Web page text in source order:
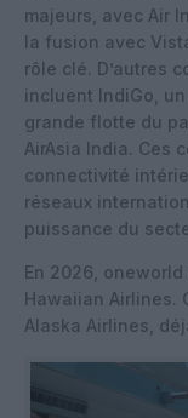
majeurs, avec Air
la fusion avec
rôle clé. D’autres
incluent IndiGo,
grande flotte du
AirAsia India. Ces
connectivité
réseaux
puissance du
En 2026, oneworld
Hawaiian Airlines.
Alaska Airlines,